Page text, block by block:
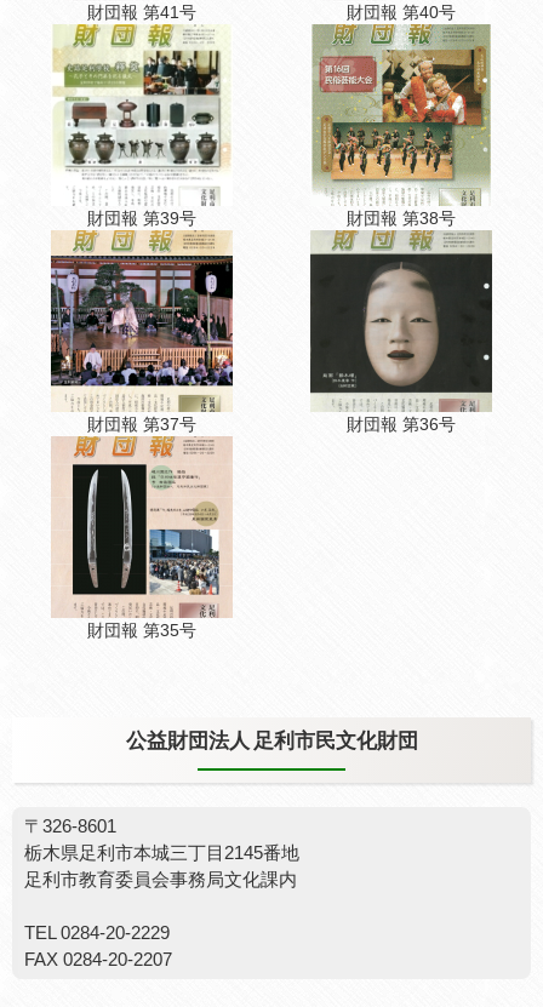
財団報 第41号 財団報 第40号
財団報 第39号 財団報 第38号
財団報 第37号 財団報 第36号
財団報 第35号
公益財団法人 足利市民文化財団
〒326-8601
栃木県足利市本城三丁目2145番地
足利市教育委員会事務局文化課内
TEL 0284-20-2229
FAX 0284-20-2207